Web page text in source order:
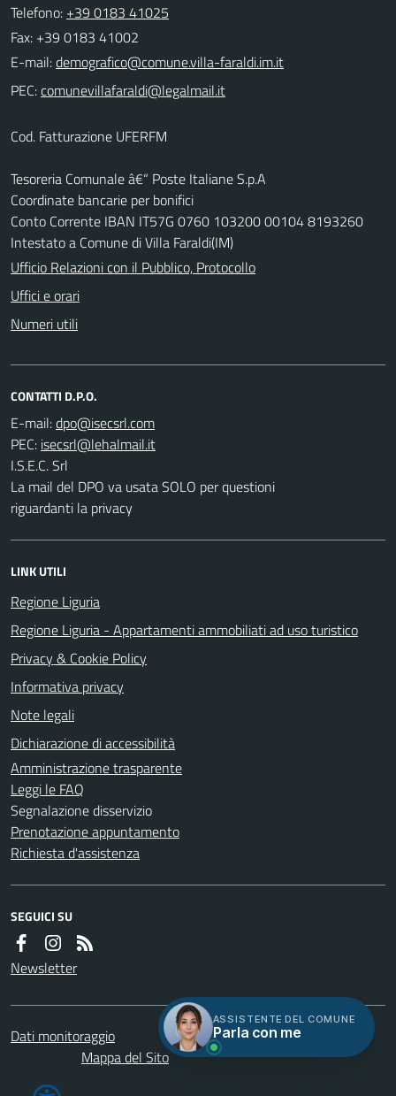
Telefono: +39 0183 41025
Fax: +39 0183 41002
E-mail:
PEC:
Cod. Fatturazione UFERFM
Tesoreria Comunale â€“ Poste Italiane S.p.A
Coordinate bancarie per bonifici
Conto Corrente IBAN IT57G 0760 103200 00104 8193260
Intestato a Comune di Villa Faraldi(IM)
Ufficio Relazioni con il Pubblico, Protocollo
Uffici e orari
Numeri utili
CONTATTI D.P.O.
E-mail:
PEC:
I.S.E.C. Srl
La mail del DPO va usata SOLO per questioni
riguardanti la privacy
LINK UTILI
Regione Liguria
Regione Liguria - Appartamenti ammobiliati ad uso turistico
Privacy & Cookie Policy
Informativa privacy
Note legali
Dichiarazione di accessibilità
Amministrazione trasparente
Leggi le FAQ
Segnalazione disservizio
Prenotazione appuntamento
Richiesta d'assistenza
SEGUICI SU
Newsletter
Dati monitoraggio Servizi
Mappa del Sito
ASSISTENTE DEL COMUNE
Parla con me